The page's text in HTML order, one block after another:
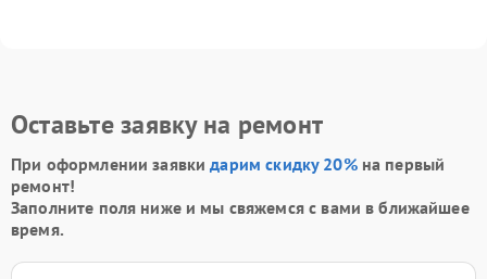
Оставьте заявку на ремонт
При оформлении заявкидарим скидку 20%на первый
ремонт!
Заполните поля ниже и мы свяжемся с вами в ближайшее
время.